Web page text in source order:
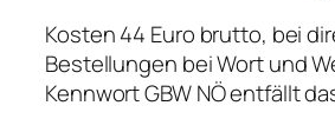
Kosten 44 Euro brutto, bei
Bestellungen bei Wort und
Kennwort GBW NÖ entfällt